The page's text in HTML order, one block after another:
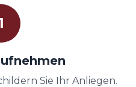
Sie Ihr Anliegen.